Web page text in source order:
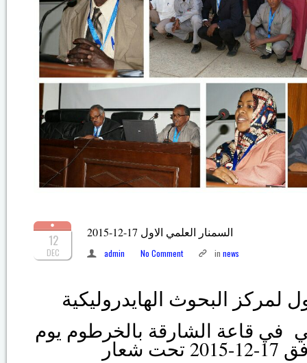
12
DEC
السمنار العلمي الاول 17-12-2015
admin No Comment in news
لمركز البحوث الهايدروليكية
في قاعة الشارقة بالخرطوم يوم
شعار